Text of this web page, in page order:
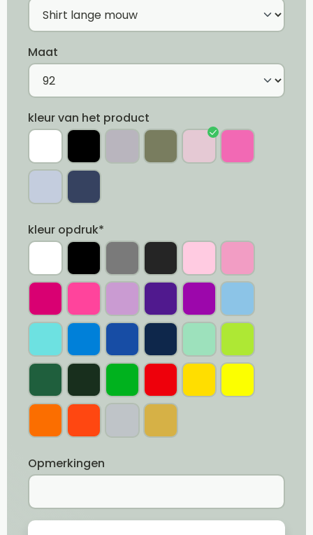
Maat
kleur van het product
kleur opdruk*
Opmerkingen